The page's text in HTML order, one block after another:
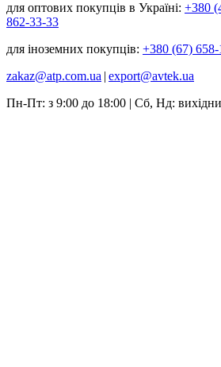
для оптових покупців в Україні: +380
862-33-33
для іноземних покупців: +380 (67)
zakaz@atp.com.ua | export@avtek.ua
Пн-Пт: з 9:00 до 18:00 | Сб, Нд: